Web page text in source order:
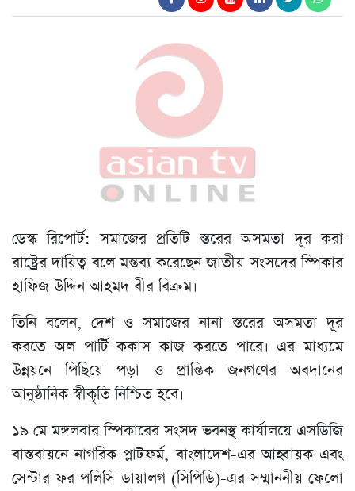
ডেস্ক রিপোর্ট: সমাজের প্রতিটি স্তরের অসমতা দূর করা
রাষ্ট্রের দায়িত্ব বলে মন্তব্য করেছেন জাতীয় সংসদের স্পিকার
হাফিজ উদ্দিন আহমদ বীর বিক্রম।
তিনি বলেন, দেশ ও সমাজের নানা স্তরের অসমতা দূর
করতে অল পার্টি ককাস কাজ করতে পারে। এর মাধ্যমে
উন্নয়নে পিছিয়ে পড়া ও প্রান্তিক জনগণের অবদানের
আনুষ্ঠানিক স্বীকৃতি নিশ্চিত হবে।
১৯ মে মঙ্গলবার স্পিকারের সংসদ ভবনস্থ কার্যালয়ে এসডিজি
বাস্তবায়নে নাগরিক প্লাটফর্ম, বাংলাদেশ-এর আহ্বায়ক এবং
সেন্টার ফর পলিসি ডায়ালগ (সিপিডি)-এর সম্মাননীয় ফেলো